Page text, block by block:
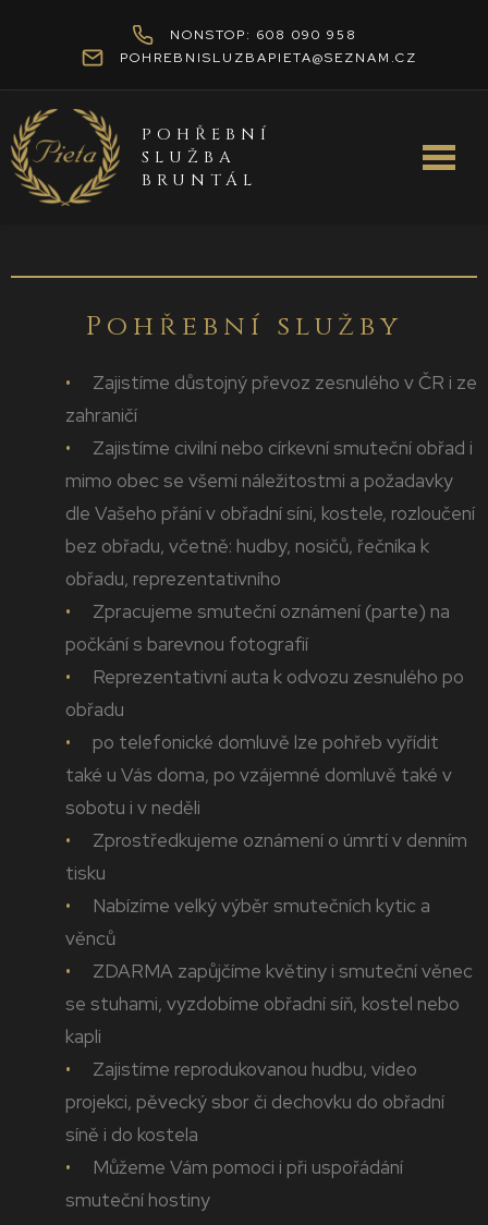
NONSTOP: 608 090 958
POHREBNISLUZBAPIETA@SEZNAM.CZ
POHŘEBNÍ
SLUŽBA
BRUNTÁL
Pohřební služby
Zajistíme důstojný převoz zesnulého v ČR i ze
zahraničí
Zajistíme civilní nebo církevní smuteční obřad i
mimo obec se všemi náležitostmi a požadavky
dle Vašeho přání v obřadní síni, kostele, rozloučení
bez obřadu, včetně: hudby, nosičů, řečníka k
obřadu, reprezentativního
Zpracujeme smuteční oznámení (parte) na
počkání s barevnou fotografií
Reprezentativní auta k odvozu zesnulého po
obřadu
po telefonické domluvě lze pohřeb vyřídit
také u Vás doma, po vzájemné domluvě také v
sobotu i v neděli
Zprostředkujeme oznámení o úmrtí v denním
tisku
Nabízíme velký výběr smutečních kytic a
věnců
ZDARMA zapůjčíme květiny i smuteční věnec
se stuhami, vyzdobíme obřadní síň, kostel nebo
kapli
Zajistíme reprodukovanou hudbu, video
projekci, pěvecký sbor či dechovku do obřadní
síně i do kostela
Můžeme Vám pomoci i při uspořádání
smuteční hostiny